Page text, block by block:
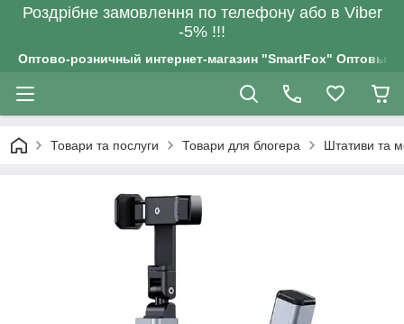
Роздрiбне замовлення по телефону або в Viber
-5% !!!
Оптово-розничный интернет-магазин "SmartFox" Оптовым
Товари та послуги Товари для блогера Штативи та